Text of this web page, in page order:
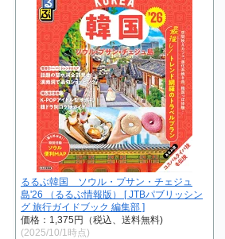
るるぶ韓国 ソウル・プサン・チェジュ
島'26 （るるぶ情報版） [ JTBパブリッシン
グ 旅行ガイドブック 編集部 ]
価格：1,375円（税込、送料無料)
(2025/10/1時点)